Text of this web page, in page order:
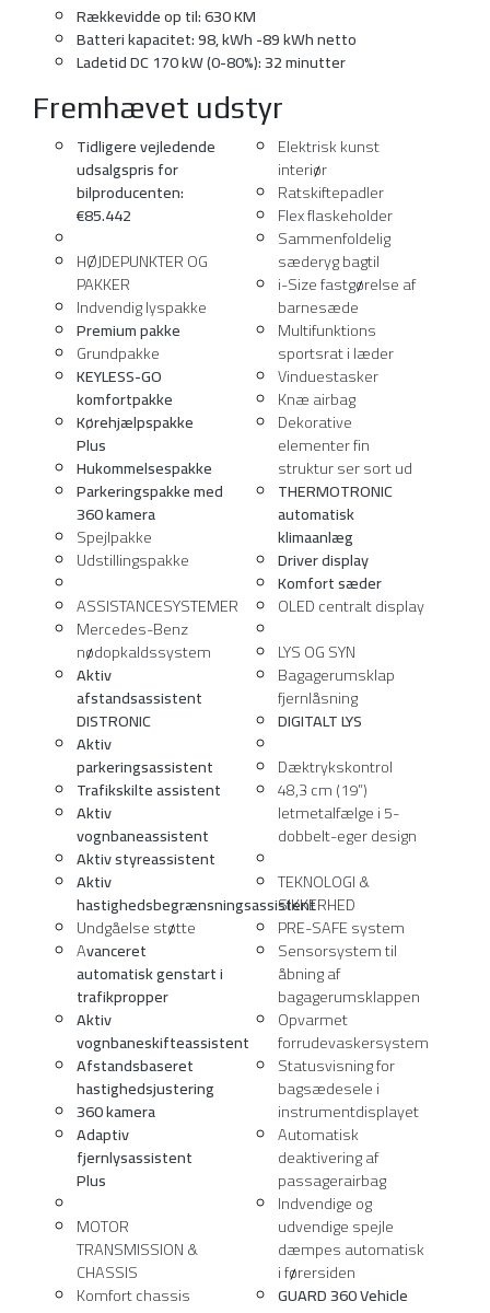
Rækkevidde op til: 630 KM
Batteri kapacitet: 98, kWh -89 kWh netto
Ladetid DC 170 kW (0-80%): 32 minutter
Fremhævet udstyr
Tidligere vejledende
udsalgspris for
bilproducenten:
€85.442
HØJDEPUNKTER OG
PAKKER
Indvendig lyspakke
Premium pakke
Grundpakke
KEYLESS-GO
komfortpakke
Kørehjælpspakke
Plus
Hukommelsespakke
Parkeringspakke med
360 kamera
Spejlpakke
Udstillingspakke
ASSISTANCESYSTEMER
Mercedes-Benz
nødopkaldssystem
Aktiv
afstandsassistent
DISTRONIC
Aktiv
parkeringsassistent
Trafikskilte assistent
Aktiv
vognbaneassistent
Aktiv styreassistent
Aktiv
hastighedsbegrænsningsassistent
Undgåelse støtte
Avanceret
automatisk genstart i
trafikpropper
Aktiv
vognbaneskifteassistent
Afstandsbaseret
hastighedsjustering
360 kamera
Adaptiv
fjernlysassistent
Plus
MOTOR
TRANSMISSION &
CHASSIS
Komfort chassis
Elektrisk kunst
interiør
Ratskiftepadler
Flex flaskeholder
Sammenfoldelig
sæderyg bagtil
i-Size fastgørelse af
barnesæde
Multifunktions
sportsrat i læder
Vinduestasker
Knæ airbag
Dekorative
elementer fin
struktur ser sort ud
THERMOTRONIC
automatisk
klimaanlæg
Driver display
Komfort sæder
OLED centralt display
LYS OG SYN
Bagagerumsklap
fjernlåsning
DIGITALT LYS
Dæktrykskontrol
48,3 cm (19”)
letmetalfælge i 5-
dobbelt-eger design
TEKNOLOGI &
SIKKERHED
PRE-SAFE system
Sensorsystem til
åbning af
bagagerumsklappen
Opvarmet
forrudevaskersystem
Statusvisning for
bagsædesele i
instrumentdisplayet
Automatisk
deaktivering af
passagerairbag
Indvendige og
udvendige spejle
dæmpes automatisk
i førersiden
GUARD 360 Vehicle